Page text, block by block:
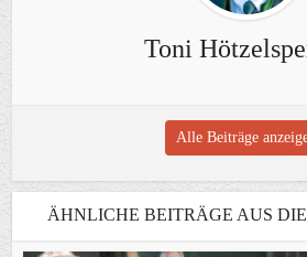
Toni
Alle Beiträge
ÄHNLICHE BEITRÄGE AUS